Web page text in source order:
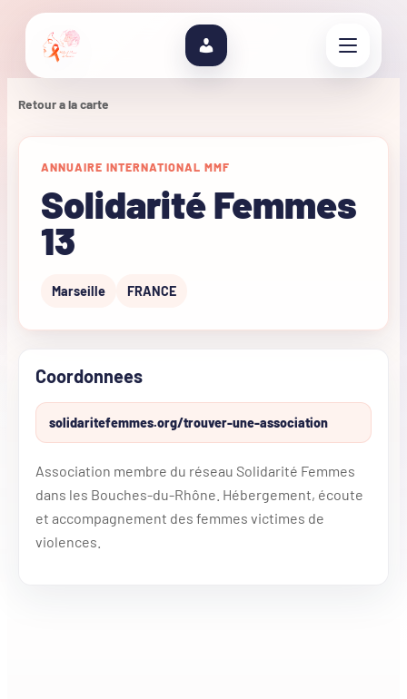
Retour a la carte
ANNUAIRE INTERNATIONAL MMF
Solidarité Femmes
13
Marseille FRANCE
Coordonnees
solidaritefemmes.org/trouver-une-association
Association membre du réseau Solidarité Femmes
dans les Bouches-du-Rhône. Hébergement, écoute
et accompagnement des femmes victimes de
violences.